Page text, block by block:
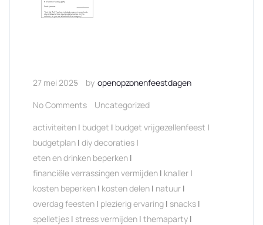
27 mei 2025 by openopzonenfeestdagen
No Comments
Uncategorized
activiteiten | budget | budget vrijgezellenfeest |
budgetplan | diy decoraties |
eten en drinken beperken |
financiële verrassingen vermijden | knaller |
kosten beperken | kosten delen | natuur |
overdag feesten | plezierig ervaring | snacks |
spelletjes | stress vermijden | themaparty |